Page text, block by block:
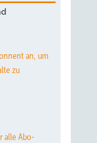
an, um
zu
alle Abo-